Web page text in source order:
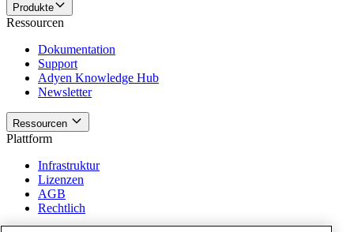
Produkte
Ressourcen
Dokumentation
Support
Adyen Knowledge Hub
Newsletter
Ressourcen
Plattform
Infrastruktur
Lizenzen
AGB
Rechtlich